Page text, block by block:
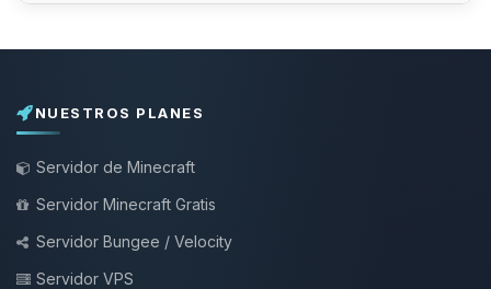
NUESTROS PLANES
Servidor de Minecraft
Servidor Minecraft Gratis
Servidor Bungee / Velocity
Servidor VPS